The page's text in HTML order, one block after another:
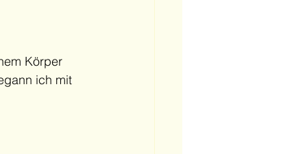
Körper
ich mit